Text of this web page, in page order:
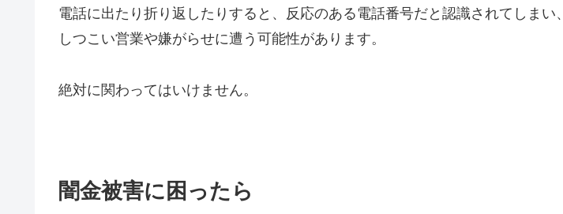
電話に出たり折り返したりすると、反応のある電話番号だと認識されてしまい、
しつこい営業や嫌がらせに遭う可能性があります。
絶対に関わってはいけません。
闇金被害に困ったら